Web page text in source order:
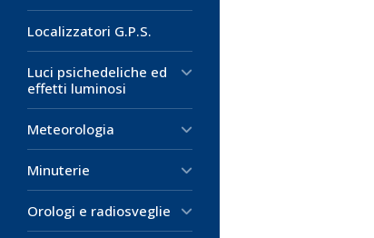
Localizzatori G.P.S.
Luci psichedeliche ed
effetti luminosi
Meteorologia
Minuterie
Orologi e radiosveglie